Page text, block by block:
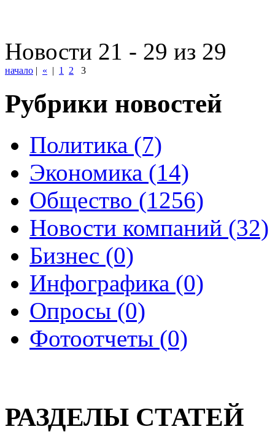
Новости 21 - 29 из 29
начало | « | 1 2 3
Рубрики новостей
Политика (7)
Экономика (14)
Общество (1256)
Новости компаний (32)
Бизнес (0)
Инфографика (0)
Опросы (0)
Фотоотчеты (0)
РАЗДЕЛЫ СТАТЕЙ